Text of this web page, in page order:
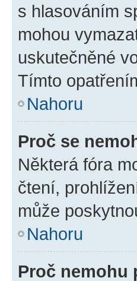
s hlasováním
mohou
uskutečněné
Tímto
Nahoru
Proč se
Některá fóra
čtení,
může
Nahoru
Proč nemohu